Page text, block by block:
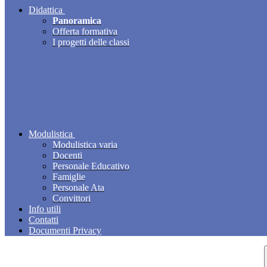
Didattica
Panoramica
Offerta formativa
I progetti delle classi
Modulistica
Modulistica varia
Docenti
Personale Educativo
Famiglie
Personale Ata
Convittori
Info utili
Contatti
Documenti Privacy